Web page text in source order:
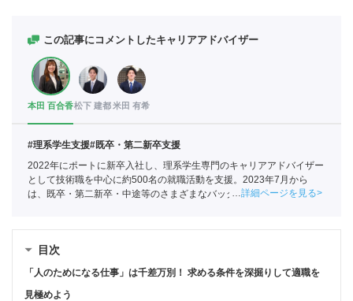
この記事にコメントしたキャリアアドバイザー
本田 百合香松下 建都米田 有希
#理系学生支援#既卒・第二新卒支援
2022年にポートに新卒入社し、理系学生専門のキャリアアドバイザー
として技術職を中心に約500名の就職活動を支援。2023年7月から
は、既卒・第二新卒・中途等のさまざまなバックグラウンドを持つ
詳細ページを見る
目次
「人のためになる仕事」は千差万別！ 求める条件を深掘りして適職を
見極めよう